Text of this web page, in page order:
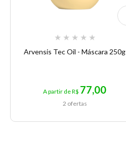
★ ★ ★ ★ ★
Arvensis Tec Oil - Máscara 250g
A partir de R$ 77,00
2 ofertas